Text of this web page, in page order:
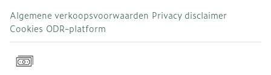
Algemene verkoopsvoorwaarden Privacy disclaimer
Cookies ODR-platform